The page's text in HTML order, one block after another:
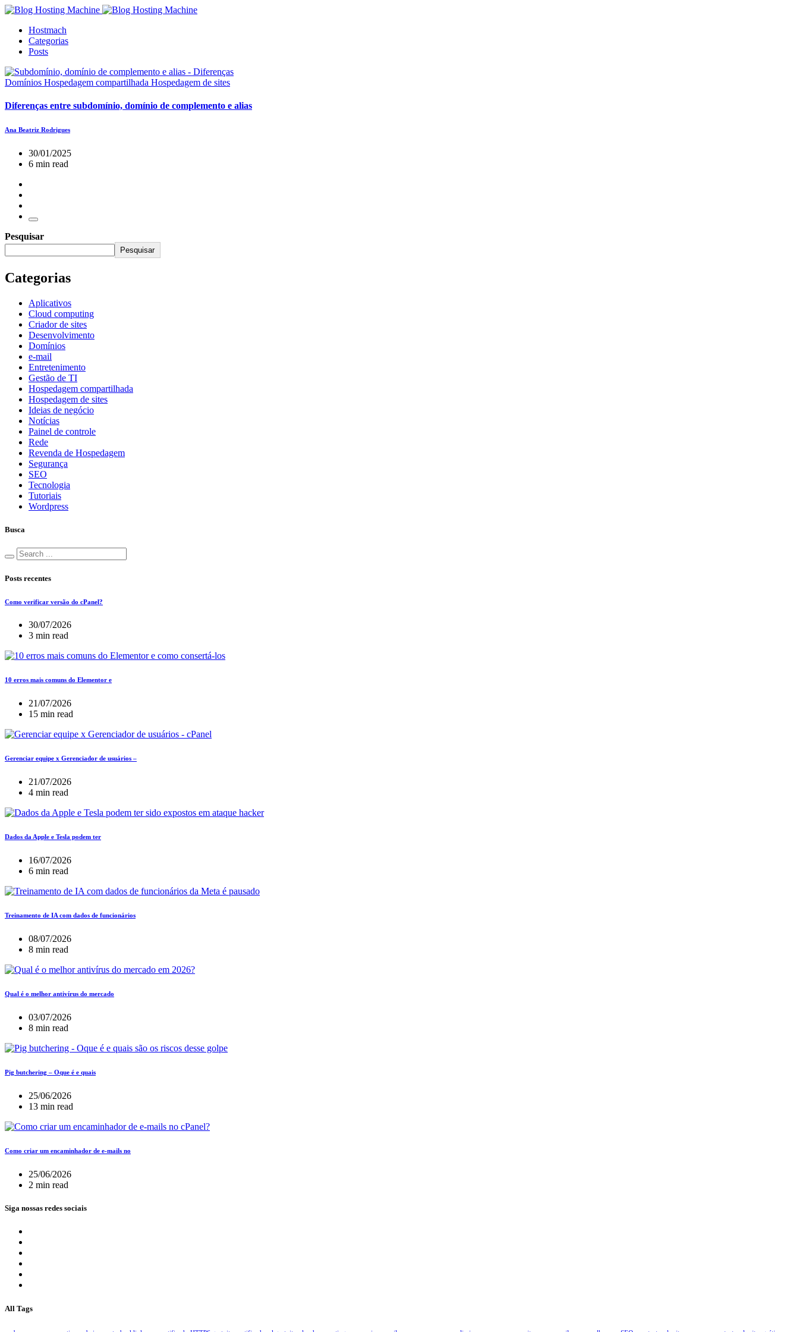
Hostmach
Categorias
Posts
Domínios Hospedagem compartilhada Hospedagem de sites
Diferenças entre subdomínio, domínio de complemento e alias
Ana Beatriz Rodrigues
30/01/2025
6 min read
Pesquisar
Pesquisar
Categorias
Aplicativos
Cloud computing
Criador de sites
Desenvolvimento
Domínios
e-mail
Entretenimento
Gestão de TI
Hospedagem compartilhada
Hospedagem de sites
Ideias de negócio
Notícias
Painel de controle
Rede
Revenda de Hospedagem
Segurança
SEO
Tecnologia
Tutoriais
Wordpress
Busca
Posts recentes
Como verificar versão do cPanel?
30/07/2026
3 min read
10 erros mais comuns do Elementor e
21/07/2026
15 min read
Gerenciar equipe x Gerenciador de usuários –
21/07/2026
4 min read
Dados da Apple e Tesla podem ter
16/07/2026
6 min read
Treinamento de IA com dados de funcionários
08/07/2026
8 min read
Qual é o melhor antivírus do mercado
03/07/2026
8 min read
Pig butchering – Oque é e quais
25/06/2026
13 min read
Como criar um encaminhador de e-mails no
25/06/2026
2 min read
Siga nossas redes sociais
All Tags